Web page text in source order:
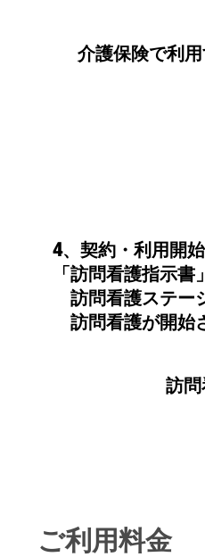
介護保険で利
訪
​4、契約・利用開始
「訪問看護指示書
訪問看護ステー
訪問看護が開始
ご利用料金